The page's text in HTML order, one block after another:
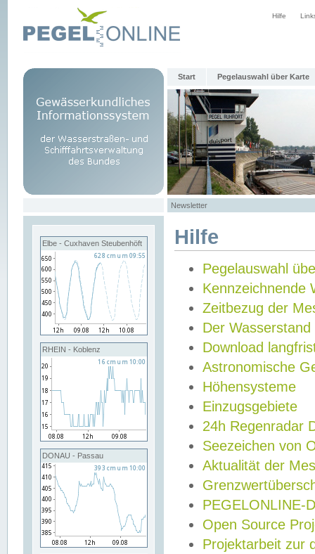
Hilfe
Start Pegelauswahl über Karte
Newsletter
Elbe - Cuxhaven Steubenhöft
RHEIN - Koblenz
DONAU - Passau
Hilfe
Pegelauswahl
Kennzeichnende
Zeitbezug der
Der Wasserstand
Download
Astronomische
Höhensysteme
Einzugsgebiete
24h Regenradar
Seezeichen von
Aktualität der
PEGELONLINE-
Open Source
Projektarbeit zur